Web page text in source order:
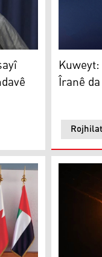
bidinKuweyt:
Îranê da